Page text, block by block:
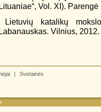
Vol. XI).
Lietuvių katalikų
Vilnius, 2012.
|
Svetainės